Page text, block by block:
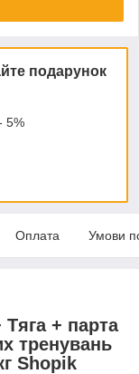
подарунок
5%
Оплата Умови
+ парта
тренувань
Shopik